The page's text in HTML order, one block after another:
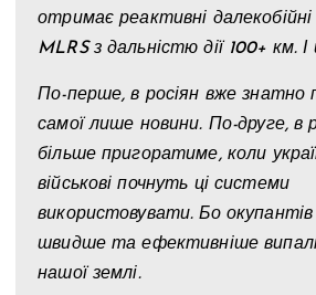
отримає реактивні
MLRS з дальністю дії 100+ км.
По-перше, в росіян вже знатно
самої лише новини. По-друге, в
більше пригоратиме, коли
військові почнуть ці системи
використовувати. Бо окупантів
швидше та ефективніше
нашої землі.